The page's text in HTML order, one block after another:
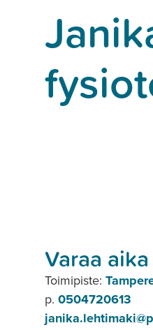
Varaa aika
Toimipiste:
p. 0504720613